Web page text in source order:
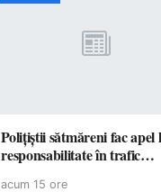
Polițiștii sătmăreni fac apel
responsabilitate în trafic…
acum 15 ore